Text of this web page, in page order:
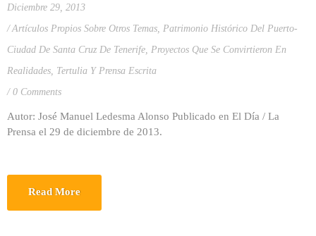
Diciembre 29, 2013
Artículos Propios Sobre Otros Temas, Patrimonio Histórico Del Puerto-
Ciudad De Santa Cruz De Tenerife, Proyectos Que Se Convirtieron En
Realidades, Tertulia Y Prensa Escrita
0 Comments
Autor: José Manuel Ledesma Alonso Publicado en El Día / La
Prensa el 29 de diciembre de 2013.
Read More